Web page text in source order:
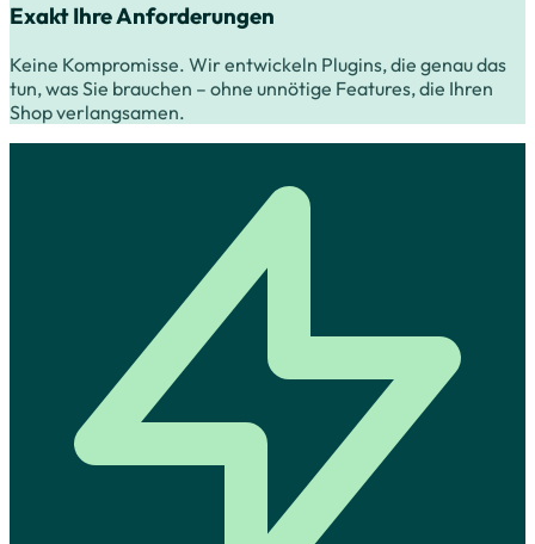
Exakt Ihre Anforderungen
Keine Kompromisse. Wir entwickeln Plugins, die genau das
tun, was Sie brauchen – ohne unnötige Features, die Ihren
Shop verlangsamen.